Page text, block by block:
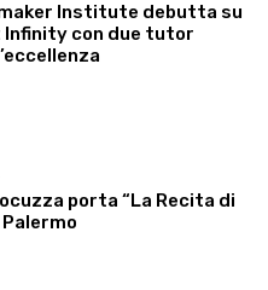
Institute debutta su
Infinity con due tutor
porta “La Recita di
Palermo